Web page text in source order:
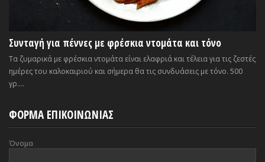
Συνταγή για πέννες με φρέσκια ντομάτα και τόνο
Τα ζυμαρικά με φρέσκια ντομάτα είναι ελαφριά και τέλεια για τις ζεστές
ημέρες του καλοκαιριού και σήμερα θα τις συνδυάσεις με τόνο. 500
γρ....
ΦΟΡΜΑ ΕΠΙΚΟΙΝΩΝΙΑΣ
Όνομα